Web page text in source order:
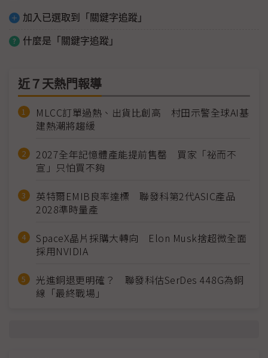
加入已選取到「關鍵字追蹤」
什麼是「關鍵字追蹤」
近７天熱門報導
MLCC訂單過熱、出貨比創高 村田示警全球AI基
建熱潮將趨緩
2027全年記憶體產能提前售罄 買家「祕而不
宣」只怕買不夠
英特爾EMIB良率達標 聯發科第2代ASIC產品
2028準時量產
SpaceX晶片採購大轉向 Elon Musk捨超微全面
採用NVIDIA
光進銅退更明確？ 聯發科估SerDes 448G為銅
線「最終戰場」